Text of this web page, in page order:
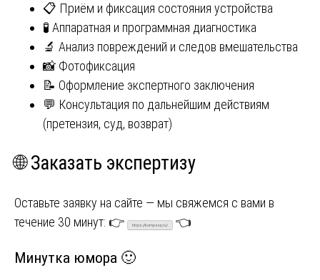
📋 Приём и фиксация состояния устройства
🧪 Аппаратная и программная диагностика
🔬 Анализ повреждений и следов вмешательства
📸 Фотофиксация
📝 Оформление экспертного заключения
💬 Консультация по дальнейшим действиям
(претензия, суд, возврат)
🌐 Заказать экспертизу
Оставьте заявку на сайте — мы свяжемся с вами в
течение 30 минут: 👉
https://kompexp.ru/ 👈
Минутка юмора 🙂